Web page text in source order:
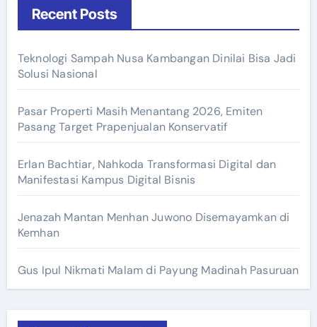
Recent Posts
Teknologi Sampah Nusa Kambangan Dinilai Bisa Jadi
Solusi Nasional
Pasar Properti Masih Menantang 2026, Emiten
Pasang Target Prapenjualan Konservatif
Erlan Bachtiar, Nahkoda Transformasi Digital dan
Manifestasi Kampus Digital Bisnis
Jenazah Mantan Menhan Juwono Disemayamkan di
Kemhan
Gus Ipul Nikmati Malam di Payung Madinah Pasuruan